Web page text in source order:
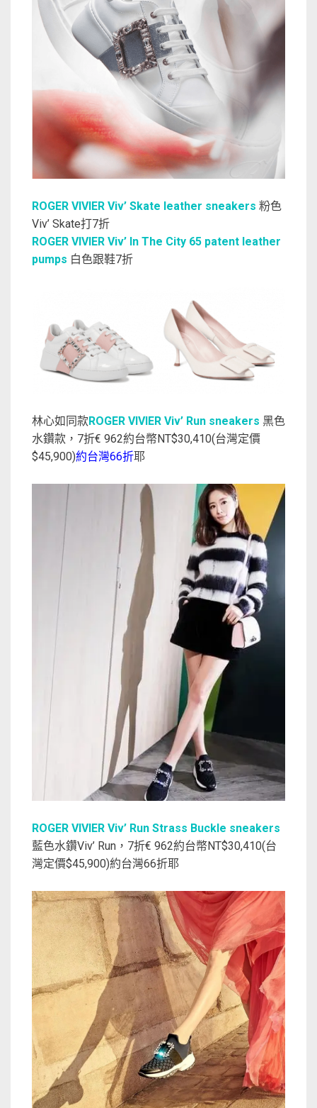
ROGER VIVIER Viv’ Skate leather sneakers 粉色
Viv’ Skate打7折
ROGER VIVIER Viv’ In The City 65 patent leather
pumps 白色跟鞋7折
林心如同款ROGER VIVIER Viv’ Run sneakers 黑色
水鑽款，7折€ 962約台幣NT$30,410(台灣定價
$45,900)約台灣66折耶
ROGER VIVIER Viv’ Run Strass Buckle sneakers
藍色水鑽Viv’ Run，7折€ 962約台幣NT$30,410(台
灣定價$45,900)約台灣66折耶